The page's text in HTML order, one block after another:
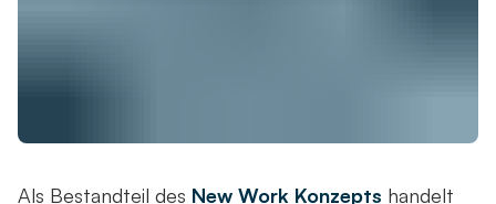
Als Bestandteil des New Work Konzepts handelt